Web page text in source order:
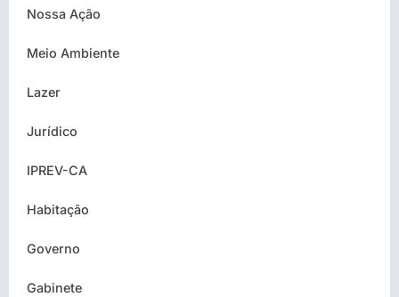
Nossa Ação
Meio Ambiente
Lazer
Jurídico
IPREV-CA
Habitação
Governo
Gabinete